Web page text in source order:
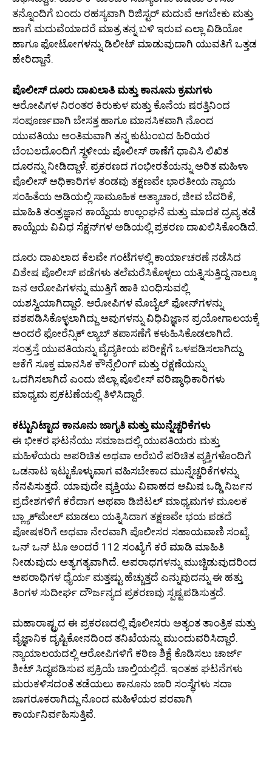
ತನ್ನೊಂದಿಗೆ ಬಂದು ರಹಸ್ಯವಾಗಿ ರಿಜಿಸ್ಟರ್ ಮದುವೆ ಆಗಬೇಕು ಮತ್ತು
ಹಾಗೆ ಮದುವೆಯಾದರೆ ಮಾತ್ರ ತನ್ನ ಬಳಿ ಇರುವ ಎಲ್ಲಾ ವಿಡಿಯೋ
ಹಾಗೂ ಫೋಟೋಗಳನ್ನು ಡಿಲೀಟ್ ಮಾಡುವುದಾಗಿ ಯುವತಿಗೆ ಒತ್ತಡ
ಹೇರಿದ್ದಾನೆ.
ಪೊಲೀಸ್ ದೂರು ದಾಖಲಾತಿ ಮತ್ತು ಕಾನೂನು ಕ್ರಮಗಳು
ಆರೋಪಿಗಳ ನಿರಂತರ ಕಿರುಕುಳ ಮತ್ತು ಕೊನೆಯ ಷರತ್ತಿನಿಂದ
ಸಂಪೂರ್ಣವಾಗಿ ಬೇಸತ್ತ ಹಾಗೂ ಮಾನಸಿಕವಾಗಿ ನೊಂದ
ಯುವತಿಯು ಅಂತಿಮವಾಗಿ ತನ್ನ ಕುಟುಂಬದ ಹಿರಿಯರ
ಬೆಂಬಲದೊಂದಿಗೆ ಸ್ಥಳೀಯ ಪೊಲೀಸ್ ಠಾಣೆಗೆ ಧಾವಿಸಿ ಲಿಖಿತ
ದೂರನ್ನು ನೀಡಿದ್ದಾಳೆ. ಪ್ರಕರಣದ ಗಂಭೀರತೆಯನ್ನು ಅರಿತ ಮಹಿಳಾ
ಪೊಲೀಸ್ ಅಧಿಕಾರಿಗಳ ತಂಡವು ತಕ್ಷಣವೇ ಭಾರತೀಯ ನ್ಯಾಯ
ಸಂಹಿತೆಯ ಅಡಿಯಲ್ಲಿ ಸಾಮೂಹಿಕ ಅತ್ಯಾಚಾರ, ಜೀವ ಬೆದರಿಕೆ,
ಮಾಹಿತಿ ತಂತ್ರಜ್ಞಾನ ಕಾಯ್ದೆಯ ಉಲ್ಲಂಘನೆ ಮತ್ತು ಮಾದಕ ದ್ರವ್ಯ ತಡೆ
ಕಾಯ್ದೆಯ ವಿವಿಧ ಸೆಕ್ಷನ್‌ಗಳ ಅಡಿಯಲ್ಲಿ ಪ್ರಕರಣ ದಾಖಲಿಸಿಕೊಂಡಿದೆ.
ದೂರು ದಾಖಲಾದ ಕೆಲವೇ ಗಂಟೆಗಳಲ್ಲಿ ಕಾರ್ಯಾಚರಣೆ ನಡೆಸಿದ
ವಿಶೇಷ ಪೊಲೀಸ್ ಪಡೆಗಳು ತಲೆಮರೆಸಿಕೊಳ್ಳಲು ಯತ್ನಿಸುತ್ತಿದ್ದ ನಾಲ್ಕೂ
ಜನ ಆರೋಪಿಗಳನ್ನು ಮುತ್ತಿಗೆ ಹಾಕಿ ಬಂಧಿಸುವಲ್ಲಿ
ಯಶಸ್ವಿಯಾಗಿದ್ದಾರೆ. ಆರೋಪಿಗಳ ಮೊಬೈಲ್ ಫೋನ್‌ಗಳನ್ನು
ವಶಪಡಿಸಿಕೊಳ್ಳಲಾಗಿದ್ದು ಅವುಗಳನ್ನು ವಿಧಿವಿಜ್ಞಾನ ಪ್ರಯೋಗಾಲಯಕ್ಕೆ
ಅಂದರೆ ಫೋರೆನ್ಸಿಕ್ ಲ್ಯಾಬ್ ತಪಾಸಣೆಗೆ ಕಳುಹಿಸಿಕೊಡಲಾಗಿದೆ.
ಸಂತ್ರಸ್ತೆ ಯುವತಿಯನ್ನು ವೈದ್ಯಕೀಯ ಪರೀಕ್ಷೆಗೆ ಒಳಪಡಿಸಲಾಗಿದ್ದು
ಆಕೆಗೆ ಸೂಕ್ತ ಮಾನಸಿಕ ಕೌನ್ಸೆಲಿಂಗ್ ಮತ್ತು ರಕ್ಷಣೆಯನ್ನು
ಒದಗಿಸಲಾಗಿದೆ ಎಂದು ಜಿಲ್ಲಾ ಪೊಲೀಸ್ ವರಿಷ್ಠಾಧಿಕಾರಿಗಳು
ಮಾಧ್ಯಮ ಪ್ರಕಟಣೆಯಲ್ಲಿ ತಿಳಿಸಿದ್ದಾರೆ.
ಕಟ್ಟುನಿಟ್ಟಾದ ಕಾನೂನು ಜಾಗೃತಿ ಮತ್ತು ಮುನ್ನೆಚ್ಚರಿಕೆಗಳು
ಈ ಭೀಕರ ಘಟನೆಯು ಸಮಾಜದಲ್ಲಿ ಯುವತಿಯರು ಮತ್ತು
ಮಹಿಳೆಯರು ಅಪರಿಚಿತ ಅಥವಾ ಅರೆಬರೆ ಪರಿಚಿತ ವ್ಯಕ್ತಿಗಳೊಂದಿಗೆ
ಒಡನಾಟ ಇಟ್ಟುಕೊಳ್ಳುವಾಗ ವಹಿಸಬೇಕಾದ ಮುನ್ನೆಚ್ಚರಿಕೆಗಳನ್ನು
ನೆನಪಿಸುತ್ತದೆ. ಯಾವುದೇ ವ್ಯಕ್ತಿಯು ವಿವಾಹದ ಆಮಿಷ ಒಡ್ಡಿ ನಿರ್ಜನ
ಪ್ರದೇಶಗಳಿಗೆ ಕರೆದಾಗ ಅಥವಾ ಡಿಜಿಟಲ್ ಮಾಧ್ಯಮಗಳ ಮೂಲಕ
ಬ್ಲ್ಯಾಕ್‌ಮೇಲ್ ಮಾಡಲು ಯತ್ನಿಸಿದಾಗ ತಕ್ಷಣವೇ ಭಯ ಪಡದೆ
ಪೋಷಕರಿಗೆ ಅಥವಾ ನೇರವಾಗಿ ಪೊಲೀಸರ ಸಹಾಯವಾಣಿ ಸಂಖ್ಯೆ
ಒನ್ ಒನ್ ಟೂ ಅಂದರೆ 112 ಸಂಖ್ಯೆಗೆ ಕರೆ ಮಾಡಿ ಮಾಹಿತಿ
ನೀಡುವುದು ಅತ್ಯಗತ್ಯವಾಗಿದೆ. ಅಪರಾಧಗಳನ್ನು ಮುಚ್ಚಿಡುವುದರಿಂದ
ಅಪರಾಧಿಗಳ ಧೈರ್ಯ ಮತ್ತಷ್ಟು ಹೆಚ್ಚುತ್ತದೆ ಎನ್ನುವುದನ್ನು ಈ ಹತ್ತು
ತಿಂಗಳ ಸುದೀರ್ಘ ದೌರ್ಜನ್ಯದ ಪ್ರಕರಣವು ಸ್ಪಷ್ಟಪಡಿಸುತ್ತದೆ.
ಮಹಾರಾಷ್ಟ್ರದ ಈ ಪ್ರಕರಣದಲ್ಲಿ ಪೊಲೀಸರು ಅತ್ಯಂತ ತಾಂತ್ರಿಕ ಮತ್ತು
ವೈಜ್ಞಾನಿಕ ದೃಷ್ಟಿಕೋನದಿಂದ ತನಿಖೆಯನ್ನು ಮುಂದುವರಿಸಿದ್ದಾರೆ.
ನ್ಯಾಯಾಲಯದಲ್ಲಿ ಆರೋಪಿಗಳಿಗೆ ಕಠಿಣ ಶಿಕ್ಷೆ ಕೊಡಿಸಲು ಚಾರ್ಜ್
ಶೀಟ್ ಸಿದ್ಧಪಡಿಸುವ ಪ್ರಕ್ರಿಯೆ ಚಾಲ್ತಿಯಲ್ಲಿದೆ. ಇಂತಹ ಘಟನೆಗಳು
ಮರುಕಳಿಸದಂತೆ ತಡೆಯಲು ಕಾನೂನು ಜಾರಿ ಸಂಸ್ಥೆಗಳು ಸದಾ
ಜಾಗರೂಕರಾಗಿದ್ದು ನೊಂದ ಮಹಿಳೆಯರ ಪರವಾಗಿ
ಕಾರ್ಯನಿರ್ವಹಿಸುತ್ತಿವೆ.